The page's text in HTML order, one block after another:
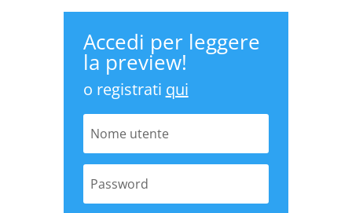
Accedi per leggere
la preview!
o registrati qui